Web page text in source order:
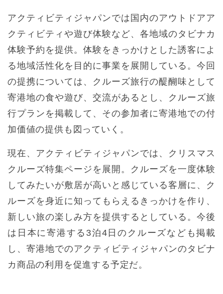
アクティビティジャパンでは国内のアウトドアア
クティビティや遊び体験など、各地域のタビナカ
体験予約を提供。体験をきっかけとした誘客によ
る地域活性化を目的に事業を展開している。今回
の提携については、クルーズ旅行の醍醐味として
寄港地の食や遊び、交流があるとし、クルーズ旅
行プランを掲載して、その参加者に寄港地での付
加価値の提供も図っていく。
現在、アクティビティジャパンでは、クリスマス
クルーズ特集ページを展開。クルーズを一度体験
してみたいが敷居が高いと感じている客層に、ク
ルーズを身近に知ってもらえるきっかけを作り、
新しい旅の楽しみ方を提供するとしている。今後
は日本に寄港する3泊4日のクルーズなども掲載
し、寄港地でのアクティビティジャパンのタビナ
カ商品の利用を促進する予定だ。